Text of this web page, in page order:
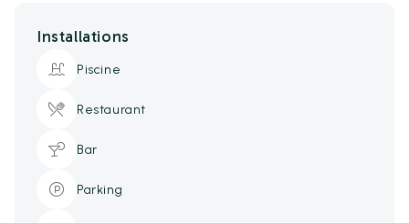
Installations
Piscine
Restaurant
Bar
Parking